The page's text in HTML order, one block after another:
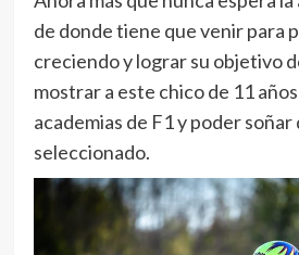
de donde tiene que venir para
creciendo y lograr su objetivo
mostrar a este chico de 11
academias de F1 y poder soñar
seleccionado.